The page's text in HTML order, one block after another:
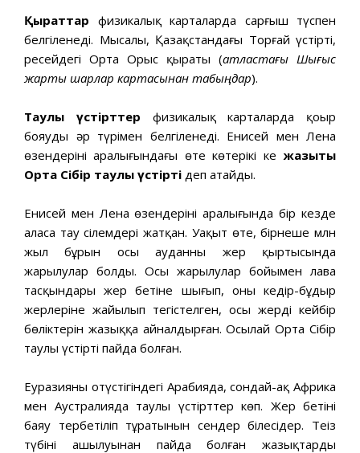
Қыраттар физикалық карталарда сарғыш түспен
белгіленеді. Мысалы, Қазақстандағы Торғай үстірті,
ресейдегі Орта Орыс қыраты (атластағы Шығыс
жарты шарлар картасынан табыңдар).
Таулы үстірттер физикалық карталарда қоңыр
бояудың әр түрімен белгіленеді. Енисей мен Лена
өзендерінің аралығындағы өте көтеріңкі кең жазықты
Орта Сібір таулы үстірті деп атайды.
Енисей мен Лена өзендерінің аралығында бір кезде
аласа тау сілемдері жатқан. Уақыт өте, бірнеше млн
жыл бұрын осы ауданның жер қыртысында
жарылулар болды. Осы жарылулар бойымен лава
тасқындары жер бетіне шығып, оның кедір-бұдыр
жерлеріне жайылып тегістелген, осы жердің кейбір
бөліктерін жазыққа айналдырған. Осылай Орта Сібір
таулы үстірті пайда болған.
Еуразияның оңтүстігіндегі Арабияда, сондай-ақ Африка
мен Аустралияда таулы үстірттер көп. Жер бетінің
баяу тербетіліп тұратынын сендер білесіңдер. Теңіз
түбінің ашылуынан пайда болған жазықтарды